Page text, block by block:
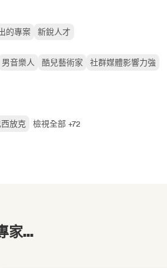
的專案 新銳人才
男音樂人 酷兒藝術家
社群媒體影響力強
西放克 檢視全部 +72
家...